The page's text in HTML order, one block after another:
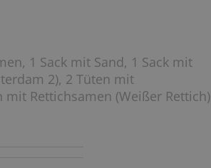
1 Sack mit Sand, 1 Sack mit
2), 2 Tüten mit
mit Rettichsamen (Weißer Rettich)